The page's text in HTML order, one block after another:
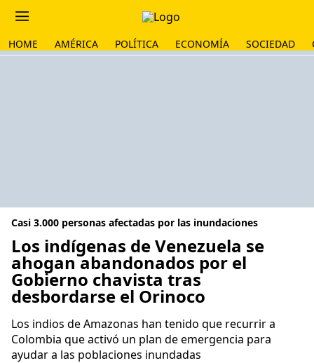
HOME AMÉRICA POLÍTICA ECONOMÍA SOCIEDAD
Casi 3.000 personas afectadas por las inundaciones
Los indígenas de Venezuela se
ahogan abandonados por el
Gobierno chavista tras
desbordarse el Orinoco
Los indios de Amazonas han tenido que recurrir a
Colombia que activó un plan de emergencia para
ayudar a las poblaciones inundadas